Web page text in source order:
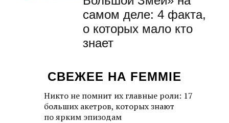
самом деле: 4 факта,
о которых мало кто
знает
СВЕЖЕЕ НА FEMMIE
Никто не помнит их главные роли: 17
больших акетров, которых знают
по ярким эпизодам